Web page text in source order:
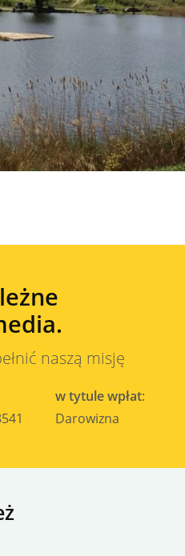
naszą misję
w tytule wpłat:
Darowizna